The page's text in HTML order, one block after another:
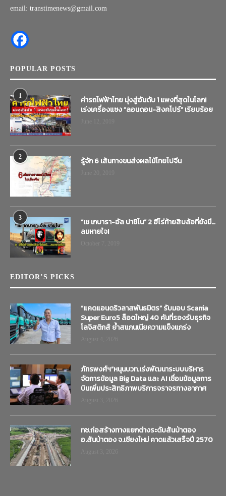
email: transtimenews@gmail.com
POPULAR POSTS
1
ค่ารถไฟฟ้าไทย มุ่งสู่อันดับ 1 แพงที่สุดในโลก!
เร่งเครื่องแซง “ลอนดอน-สิงคโปร์” เรียบร้อย
2 รู้จัก 6 เส้นทางขนส่งผลไม้ไทยไปจีน
3
“เช เกบารา-อัล ปาชิโน” 2 ฮีโร่ท้ายสิบล้อที่ยังมี…
ลมหายใจ!
EDITOR’S PICKS
“แคดแอนดริวลาสพันธมิตร” รับมอบ Scania
Super Euro5 ล็อตใหญ่ 40 คันที่รองรับธุรกิจ
โลจิสติกส์ ย้ำสแกนเนียความแข็งแกร่ง
ภัทรพงศ์ฯ”หนุนบวท.เร่งพัฒนาระบบบริหาร
จัดการข้อมูล Big Data และ AI เชื่อมข้อมูลการ
บินเพิ่มประสิทธิภาพบริการจราจรทางอากาศ
ทช.ก่อสร้างทางแยกต่างระดับสันป่าตอง
อ.สันป่าตอง จ.เชียงใหม่ คาดแล้วเสร็จปี 2570